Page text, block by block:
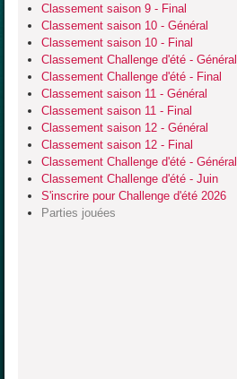
Classement saison 9 - Final
Classement saison 10 - Général
Classement saison 10 - Final
Classement Challenge d'été - Général
Classement Challenge d'été - Final
Classement saison 11 - Général
Classement saison 11 - Final
Classement saison 12 - Général
Classement saison 12 - Final
Classement Challenge d'été - Général
Classement Challenge d'été - Juin
S'inscrire pour Challenge d'été 2026
Parties jouées